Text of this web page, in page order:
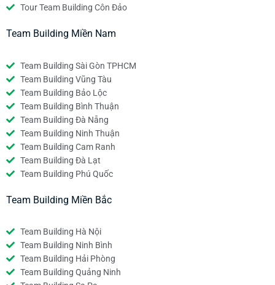
Tour Team Building Côn Đảo
Team Building Miền Nam
Team Building Sài Gòn TPHCM
Team Building Vũng Tàu
Team Building Bảo Lộc
Team Building Bình Thuận
Team Building Đà Nẵng
Team Building Ninh Thuận
Team Building Cam Ranh
Team Building Đà Lạt
Team Building Phú Quốc
Team Building Miền Bắc
Team Building Hà Nội
Team Building Ninh Bình
Team Building Hải Phòng
Team Building Quảng Ninh